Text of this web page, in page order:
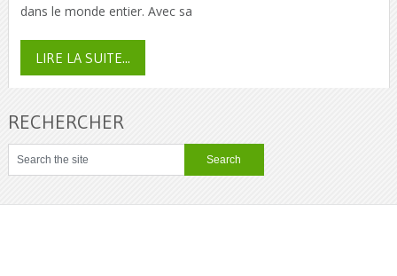
dans le monde entier. Avec sa
LIRE LA SUITE...
RECHERCHER